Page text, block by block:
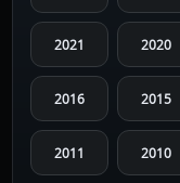
2021 2020
2016 2015
2011 2010